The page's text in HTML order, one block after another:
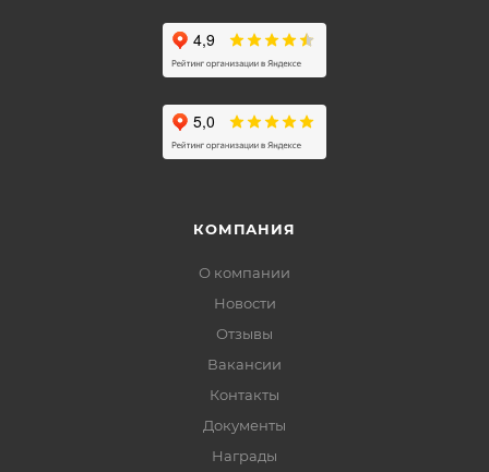
КОМПАНИЯ
О компании
Новости
Отзывы
Вакансии
Контакты
Документы
Награды